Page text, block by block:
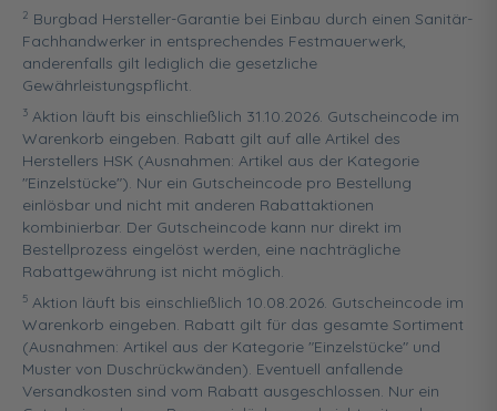
2 Burgbad Hersteller-Garantie bei Einbau durch einen Sanitär-
Fachhandwerker in entsprechendes Festmauerwerk,
anderenfalls gilt lediglich die gesetzliche
Gewährleistungspflicht.
3 Aktion läuft bis einschließlich 31.10.2026. Gutscheincode im
Warenkorb eingeben. Rabatt gilt auf alle Artikel des
Herstellers HSK (Ausnahmen: Artikel aus der Kategorie
"Einzelstücke"). Nur ein Gutscheincode pro Bestellung
einlösbar und nicht mit anderen Rabattaktionen
kombinierbar. Der Gutscheincode kann nur direkt im
Bestellprozess eingelöst werden, eine nachträgliche
Rabattgewährung ist nicht möglich.
5 Aktion läuft bis einschließlich 10.08.2026. Gutscheincode im
Warenkorb eingeben. Rabatt gilt für das gesamte Sortiment
(Ausnahmen: Artikel aus der Kategorie "Einzelstücke" und
Muster von Duschrückwänden). Eventuell anfallende
Versandkosten sind vom Rabatt ausgeschlossen. Nur ein